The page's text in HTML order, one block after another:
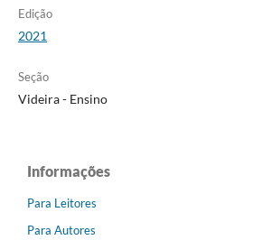
Edição
2021
Seção
Videira - Ensino
Informações
Para Leitores
Para Autores